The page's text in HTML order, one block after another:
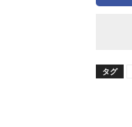
タグ